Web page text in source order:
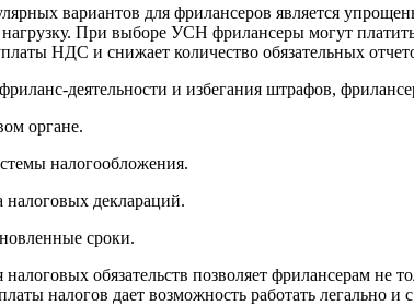
вариантов для фрилансеров является
При выборе УСН фрилансеры могут
НДС и снижает количество обязательных
деятельности и избегания штрафов,
органе.
налогообложения.
налоговых деклараций.
сроки.
обязательств позволяет фрилансерам не
налогов дает возможность работать легально